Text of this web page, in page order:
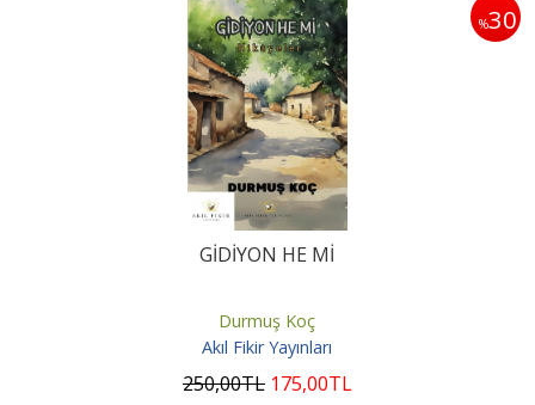
%30
GİDİYON HE Mİ
Durmuş Koç
Akıl Fikir Yayınları
250,00TL 175,00TL